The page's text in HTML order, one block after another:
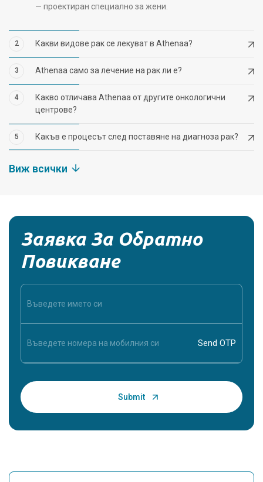
— проектиран специално за жени.
2 Какви видове рак се лекуват в Athenaa?
3 Athenaa само за лечение на рак ли е?
4
Какво отличава Athenaa от другите онкологични
центрове?
5 Какъв е процесът след поставяне на диагноза рак?
Виж всички
Заявка За Обратно
Повикване